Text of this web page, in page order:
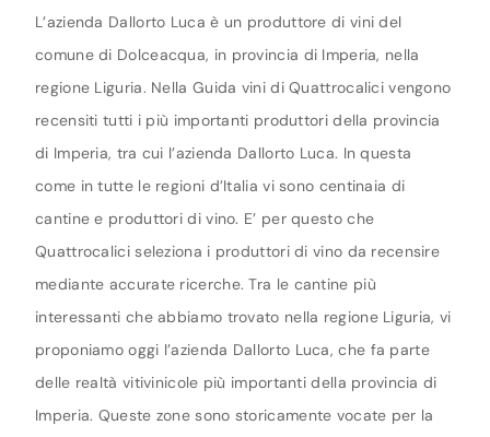
L’azienda Dallorto Luca è un produttore di vini del
comune di Dolceacqua, in provincia di Imperia, nella
regione Liguria. Nella Guida vini di Quattrocalici vengono
recensiti tutti i più importanti produttori della provincia
di Imperia, tra cui l’azienda Dallorto Luca. In questa
come in tutte le regioni d’Italia vi sono centinaia di
cantine e produttori di vino. E’ per questo che
Quattrocalici seleziona i produttori di vino da recensire
mediante accurate ricerche. Tra le cantine più
interessanti che abbiamo trovato nella regione Liguria, vi
proponiamo oggi l’azienda Dallorto Luca, che fa parte
delle realtà vitivinicole più importanti della provincia di
Imperia. Queste zone sono storicamente vocate per la